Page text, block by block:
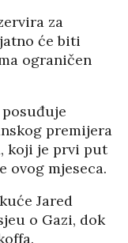
za
će biti
ograničen
premijera
koji je prvi put
ovog mjeseca.
Jared
o Gazi, dok